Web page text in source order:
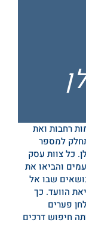
רחבות ואת
למספר
כל צוות עסק
והביאו את
שבו אל
הוועד. כך
פערים
חיפוש דרכים